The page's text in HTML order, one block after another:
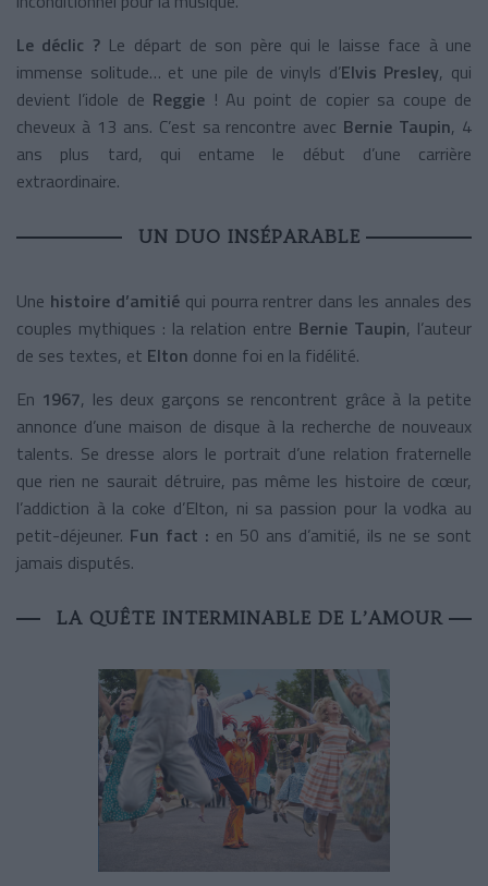
Le déclic ?Le départ de son père qui le laisse face à une
immense solitude… et une pile de vinyls d’Elvis Presley, qui
devient l’idole de Reggie ! Au point de copier sa coupe de
cheveux à 13 ans. C’est sa rencontre avec Bernie Taupin, 4
ans plus tard, qui entame le début d’une carrière
extraordinaire.
UN DUO INSÉPARABLE
Une histoire d’amitiéqui pourra rentrer dans les annales des
couples mythiques : la relation entre Bernie Taupin, l’auteur
de ses textes, et Elton donne foi en la fidélité.
En 1967, les deux garçons se rencontrent grâce à la petite
annonce d’une maison de disque à la recherche de nouveaux
talents. Se dresse alors le portrait d’une relation fraternelle
que rien ne saurait détruire, pas même les histoire de cœur,
l’addiction à la coke d’Elton, ni sa passion pour la vodka au
petit-déjeuner. Fun fact : en 50 ans d’amitié, ils ne se sont
jamais disputés.
LA QUÊTE INTERMINABLE DE L’AMOUR